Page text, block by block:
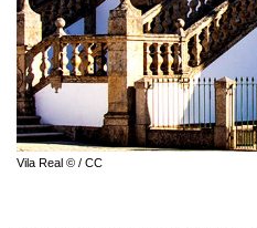
Vila Real © / CC